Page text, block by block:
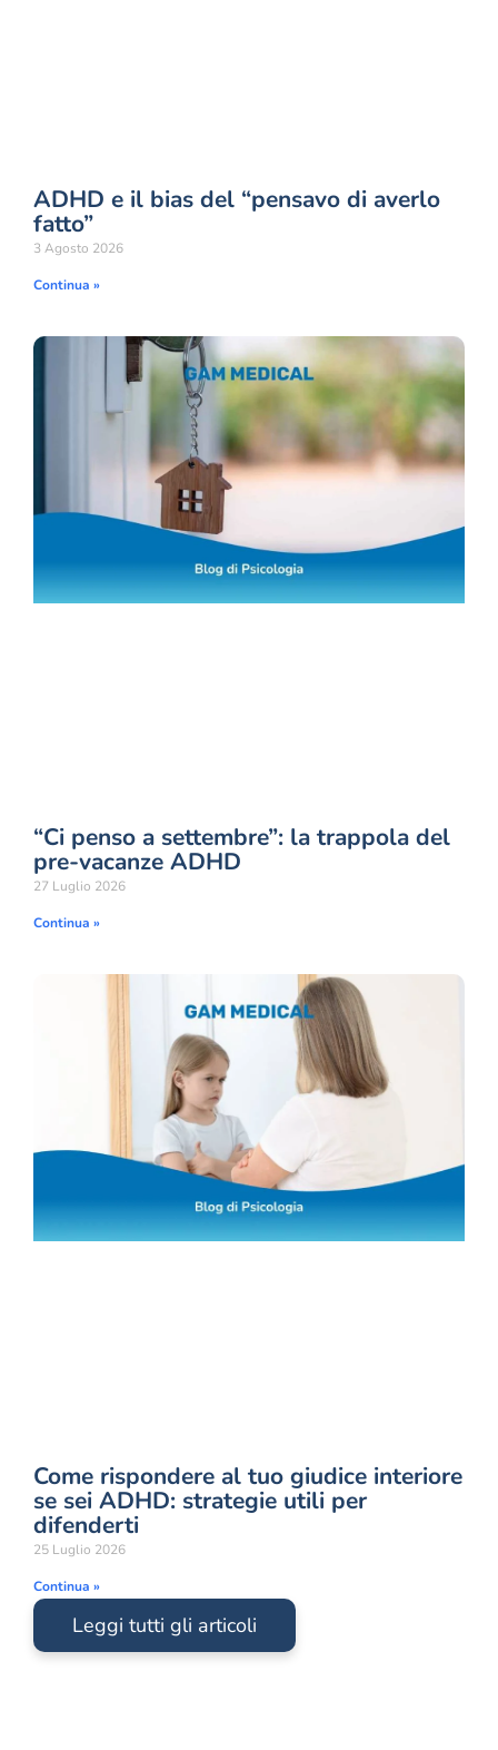
ADHD e il bias del “pensavo di averlo
fatto”
3 Agosto 2026
Continua »
“Ci penso a settembre”: la trappola del
pre-vacanze ADHD
27 Luglio 2026
Continua »
Come rispondere al tuo giudice interiore
se sei ADHD: strategie utili per
difenderti
25 Luglio 2026
Continua »
Leggi tutti gli articoli